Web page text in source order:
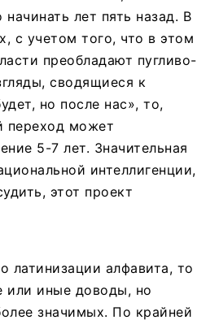
лет пять назад. В
с учетом того, что в этом
преобладают пугливо-
сводящиеся к
но после нас», то,
переход может
5-7 лет. Значительная
интеллигенции,
этот проект
латинизации алфавита, то
или иные доводы, но
значимых. По крайней